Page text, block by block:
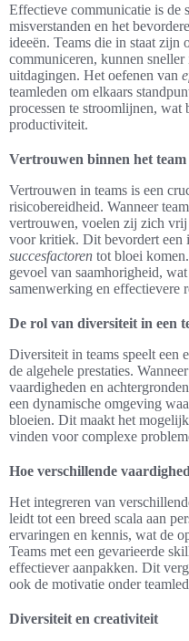
Effectieve communicatie is de
misverstanden en het
ideeën. Teams die in staat
communiceren, kunnen
uitdagingen. Het oefenen van
teamleden om elkaars
processen te stroomlijnen, wat
productiviteit.
Vertrouwen binnen het team
Vertrouwen in teams is een
risicobereidheid. Wanneer
vertrouwen, voelen zij zich vrij
voor kritiek. Dit bevordert een
succesfactoren tot bloei
gevoel van saamhorigheid,
samenwerking en effectievere
De rol van diversiteit in een
Diversiteit in teams speelt een
de algehele prestaties.
vaardigheden en
een dynamische omgeving
bloeien. Dit maakt het
vinden voor complexe
Hoe verschillende
Het integreren van
leidt tot een breed scala aan
ervaringen en kennis, wat de
Teams met een gevarieerde
effectiever aanpakken. Dit
ook de motivatie onder
Diversiteit en creativiteit